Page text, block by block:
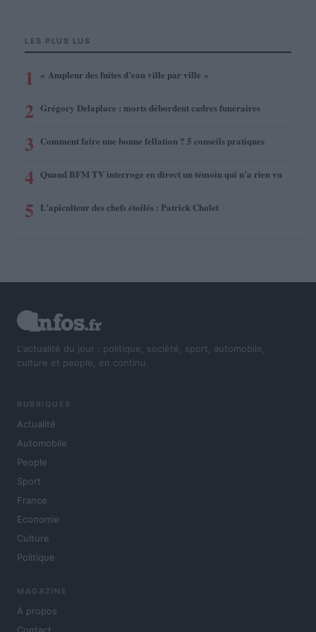
LES PLUS LUS
1 « Ampleur des fuites d’eau ville par ville »
2 Grégory Delaplace : morts débordent cadres funéraires
3 Comment faire une bonne fellation ? 5 conseils pratiques
4 Quand BFM TV interroge en direct un témoin qui n’a rien vu
5 L’apiculteur des chefs étoilés : Patrick Cholet
L'actualité du jour : politique, société, sport, automobile,
culture et people, en continu.
RUBRIQUES
Actualité
Automobile
People
Sport
France
Economie
Culture
Politique
MAGAZINE
À propos